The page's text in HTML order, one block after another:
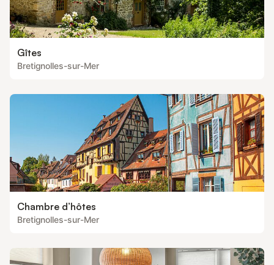
Gîtes
Bretignolles-sur-Mer
Chambre d’hôtes
Bretignolles-sur-Mer